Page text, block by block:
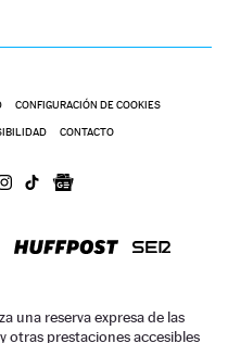
CONFIGURACIÓN DE COOKIES
CONTACTO
una reserva expresa de las
otras prestaciones accesibles